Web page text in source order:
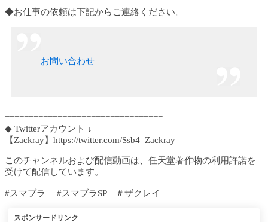
◆お仕事の依頼は下記からご連絡ください。
お問い合わせ
=================================
◆ Twitterアカウント ↓
【Zackray】https://twitter.com/Ssb4_Zackray
このチャンネルおよび配信動画は、任天堂著作物の利用許諾を
受けて配信しています。
==================================
#スマブラ #スマブラSP ＃ザクレイ
スポンサードリンク